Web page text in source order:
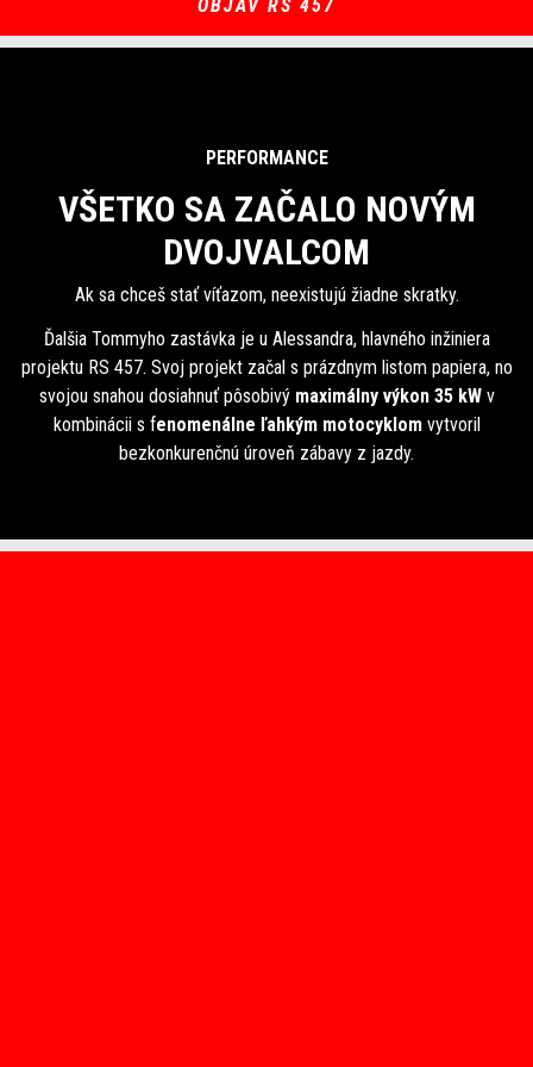
OBJAV RS 457
PERFORMANCE
VŠETKO SA ZAČALO NOVÝM
DVOJVALCOM
Ak sa chceš stať víťazom, neexistujú žiadne skratky.
Ďalšia Tommyho zastávka je u Alessandra, hlavného inžiniera
projektu RS 457. Svoj projekt začal s prázdnym listom papiera, no
svojou snahou dosiahnuť pôsobivý maximálny výkon 35 kWv
kombinácii s fenomenálne ľahkým motocyklomvytvoril
bezkonkurenčnú úroveň zábavy z jazdy.